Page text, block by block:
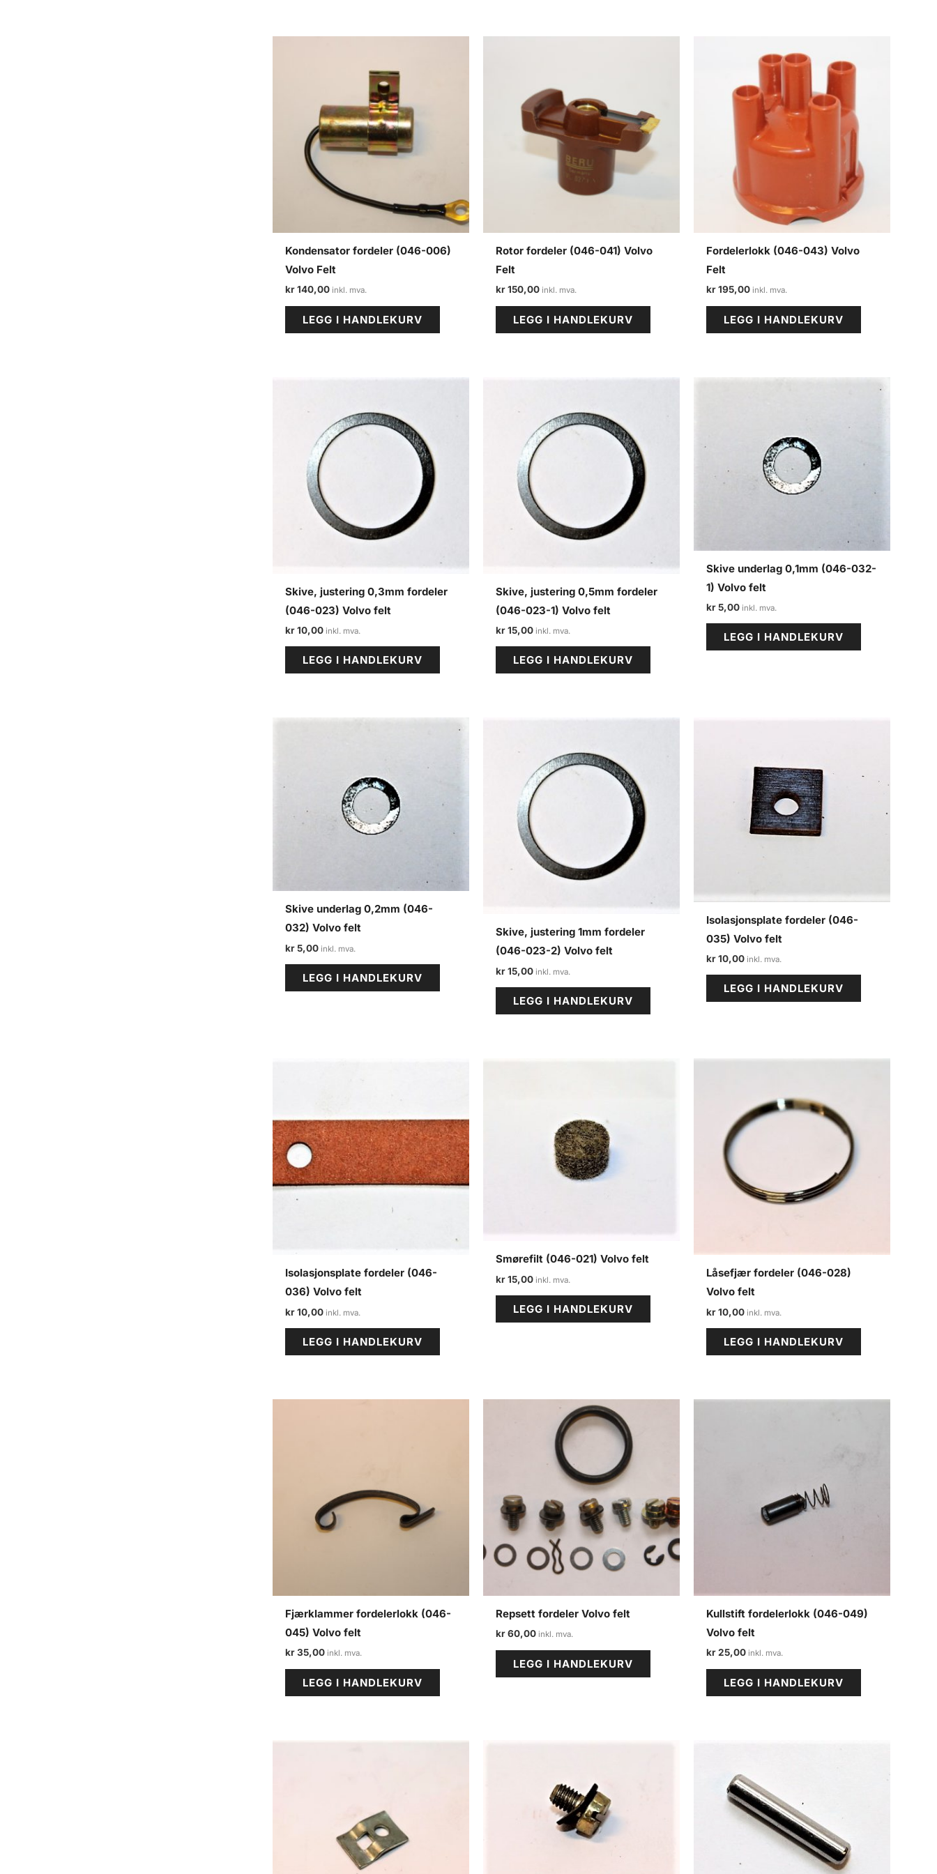
Kondensator fordeler (046-006)
Volvo Felt
kr140,00
LEGG I HANDLEKURV
Rotor fordeler (046-041) Volvo
Felt
kr150,00
LEGG I HANDLEKURV
Fordelerlokk (046-043) Volvo
Felt
kr195,00
LEGG I HANDLEKURV
Skive, justering 0,3mm fordeler
(046-023) Volvo felt
kr10,00
LEGG I HANDLEKURV
Skive, justering 0,5mm fordeler
(046-023-1) Volvo felt
kr15,00
LEGG I HANDLEKURV
Skive underlag 0,1mm (046-032-
1) Volvo felt
kr5,00
LEGG I HANDLEKURV
Skive underlag 0,2mm (046-
032) Volvo felt
kr5,00
LEGG I HANDLEKURV
Skive, justering 1mm fordeler
(046-023-2) Volvo felt
kr15,00
LEGG I HANDLEKURV
Isolasjonsplate fordeler (046-
035) Volvo felt
kr10,00
LEGG I HANDLEKURV
Isolasjonsplate fordeler (046-
036) Volvo felt
kr10,00
LEGG I HANDLEKURV
Smørefilt (046-021) Volvo felt
kr15,00
LEGG I HANDLEKURV
Låsefjær fordeler (046-028)
Volvo felt
kr10,00
LEGG I HANDLEKURV
Fjærklammer fordelerlokk (046-
045) Volvo felt
kr35,00
LEGG I HANDLEKURV
Repsett fordeler Volvo felt
kr60,00
LEGG I HANDLEKURV
Kullstift fordelerlokk (046-049)
Volvo felt
kr25,00
LEGG I HANDLEKURV